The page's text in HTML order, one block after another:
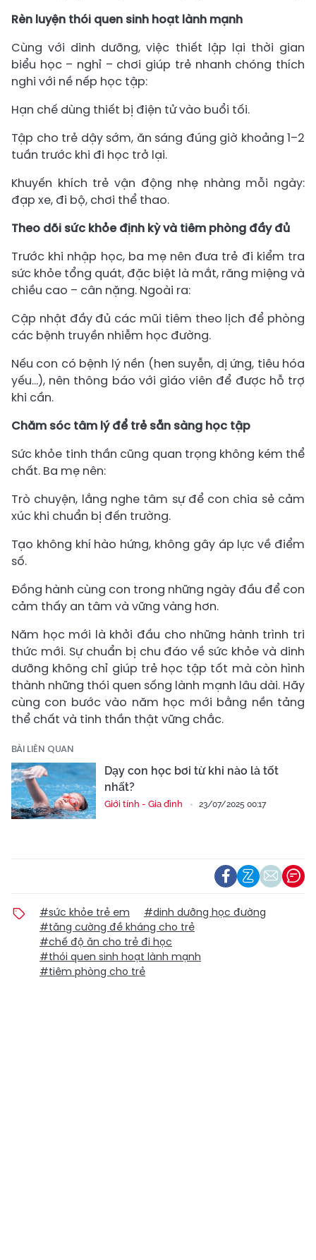
Rèn luyện thói quen sinh hoạt lành mạnh
Cùng với dinh dưỡng, việc thiết lập lại thời gian
biểu học – nghỉ – chơi giúp trẻ nhanh chóng thích
nghi với nề nếp học tập:
Hạn chế dùng thiết bị điện tử vào buổi tối.
Tập cho trẻ dậy sớm, ăn sáng đúng giờ khoảng 1–2
tuần trước khi đi học trở lại.
Khuyến khích trẻ vận động nhẹ nhàng mỗi ngày:
đạp xe, đi bộ, chơi thể thao.
Theo dõi sức khỏe định kỳ và tiêm phòng đầy đủ
Trước khi nhập học, ba mẹ nên đưa trẻ đi kiểm tra
sức khỏe tổng quát, đặc biệt là mắt, răng miệng và
chiều cao – cân nặng. Ngoài ra:
Cập nhật đầy đủ các mũi tiêm theo lịch để phòng
các bệnh truyền nhiễm học đường.
Nếu con có bệnh lý nền (hen suyễn, dị ứng, tiêu hóa
yếu…), nên thông báo với giáo viên để được hỗ trợ
khi cần.
Chăm sóc tâm lý để trẻ sẵn sàng học tập
Sức khỏe tinh thần cũng quan trọng không kém thể
chất. Ba mẹ nên:
Trò chuyện, lắng nghe tâm sự để con chia sẻ cảm
xúc khi chuẩn bị đến trường.
Tạo không khí hào hứng, không gây áp lực về điểm
số.
Đồng hành cùng con trong những ngày đầu để con
cảm thấy an tâm và vững vàng hơn.
Năm học mới là khởi đầu cho những hành trình tri
thức mới. Sự chuẩn bị chu đáo về sức khỏe và dinh
dưỡng không chỉ giúp trẻ học tập tốt mà còn hình
thành những thói quen sống lành mạnh lâu dài. Hãy
cùng con bước vào năm học mới bằng nền tảng
thể chất và tinh thần thật vững chắc.
BÀI LIÊN QUAN
Dạy con học bơi từ khi nào là tốt
nhất?
Giới tính - Gia đình 23/07/2025 00:17
#sức khỏe trẻ em
#dinh dưỡng học đường
#tăng cường đề kháng cho trẻ
#chế độ ăn cho trẻ đi học
#thói quen sinh hoạt lành mạnh
#tiêm phòng cho trẻ